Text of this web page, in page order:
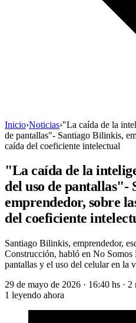
Inicio›Noticias›"La caída de la
de pantallas"- Santiago Bilinkis,
caída del coeficiente intelectual
"La caída de la
del uso de pantallas"-
emprendedor, sobre
del coeficiente
Santiago Bilinkis, emprendedor,
Construcción, habló en No Somos
pantallas y el uso del celular en la
29 de mayo de 2026 · 16:40 hs · 2
1 leyendo ahora